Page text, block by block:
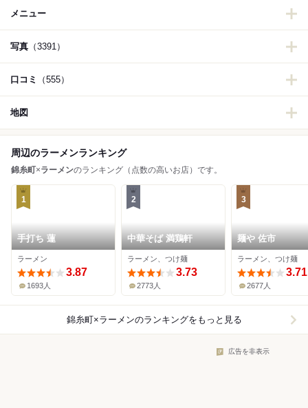
メニュー
写真 （3391）
口コミ （555）
地図
周辺のラーメンランキング
錦糸町×ラーメンのランキング（点数の高いお店）です。
1
手打ち 蓮
ラーメン
3.87
1693人
2
中華そば 満鶏軒
ラーメン、つけ麺
3.73
2773人
3
麺や 佐市
ラーメン、つけ麺
3.71
2677人
錦糸町×ラーメンのランキングをもっと見る
広告を非表示